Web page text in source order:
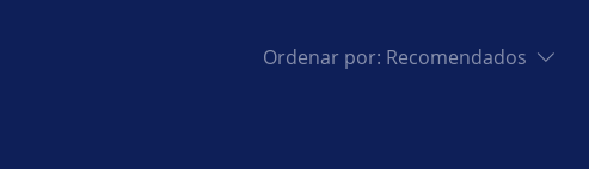
Ordenar por: Recomendados